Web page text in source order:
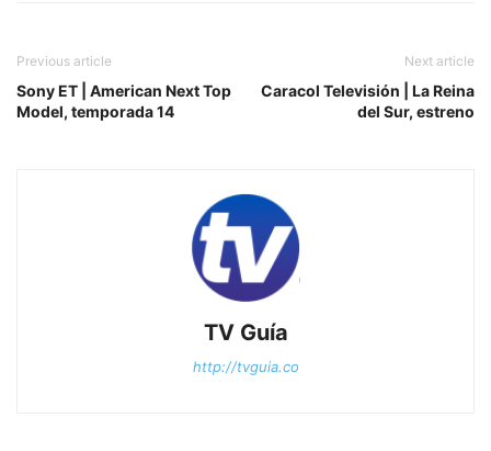
Previous article
Sony ET | American Next Top
Model, temporada 14
Next article
Caracol Televisión | La Reina
del Sur, estreno
TV Guía
http://tvguia.co